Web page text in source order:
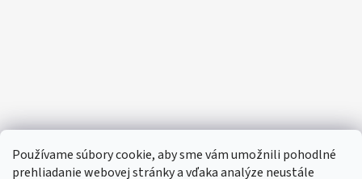
Používame súbory cookie, aby sme vám umožnili pohodlné
prehliadanie webovej stránky a vďaka analýze neustále